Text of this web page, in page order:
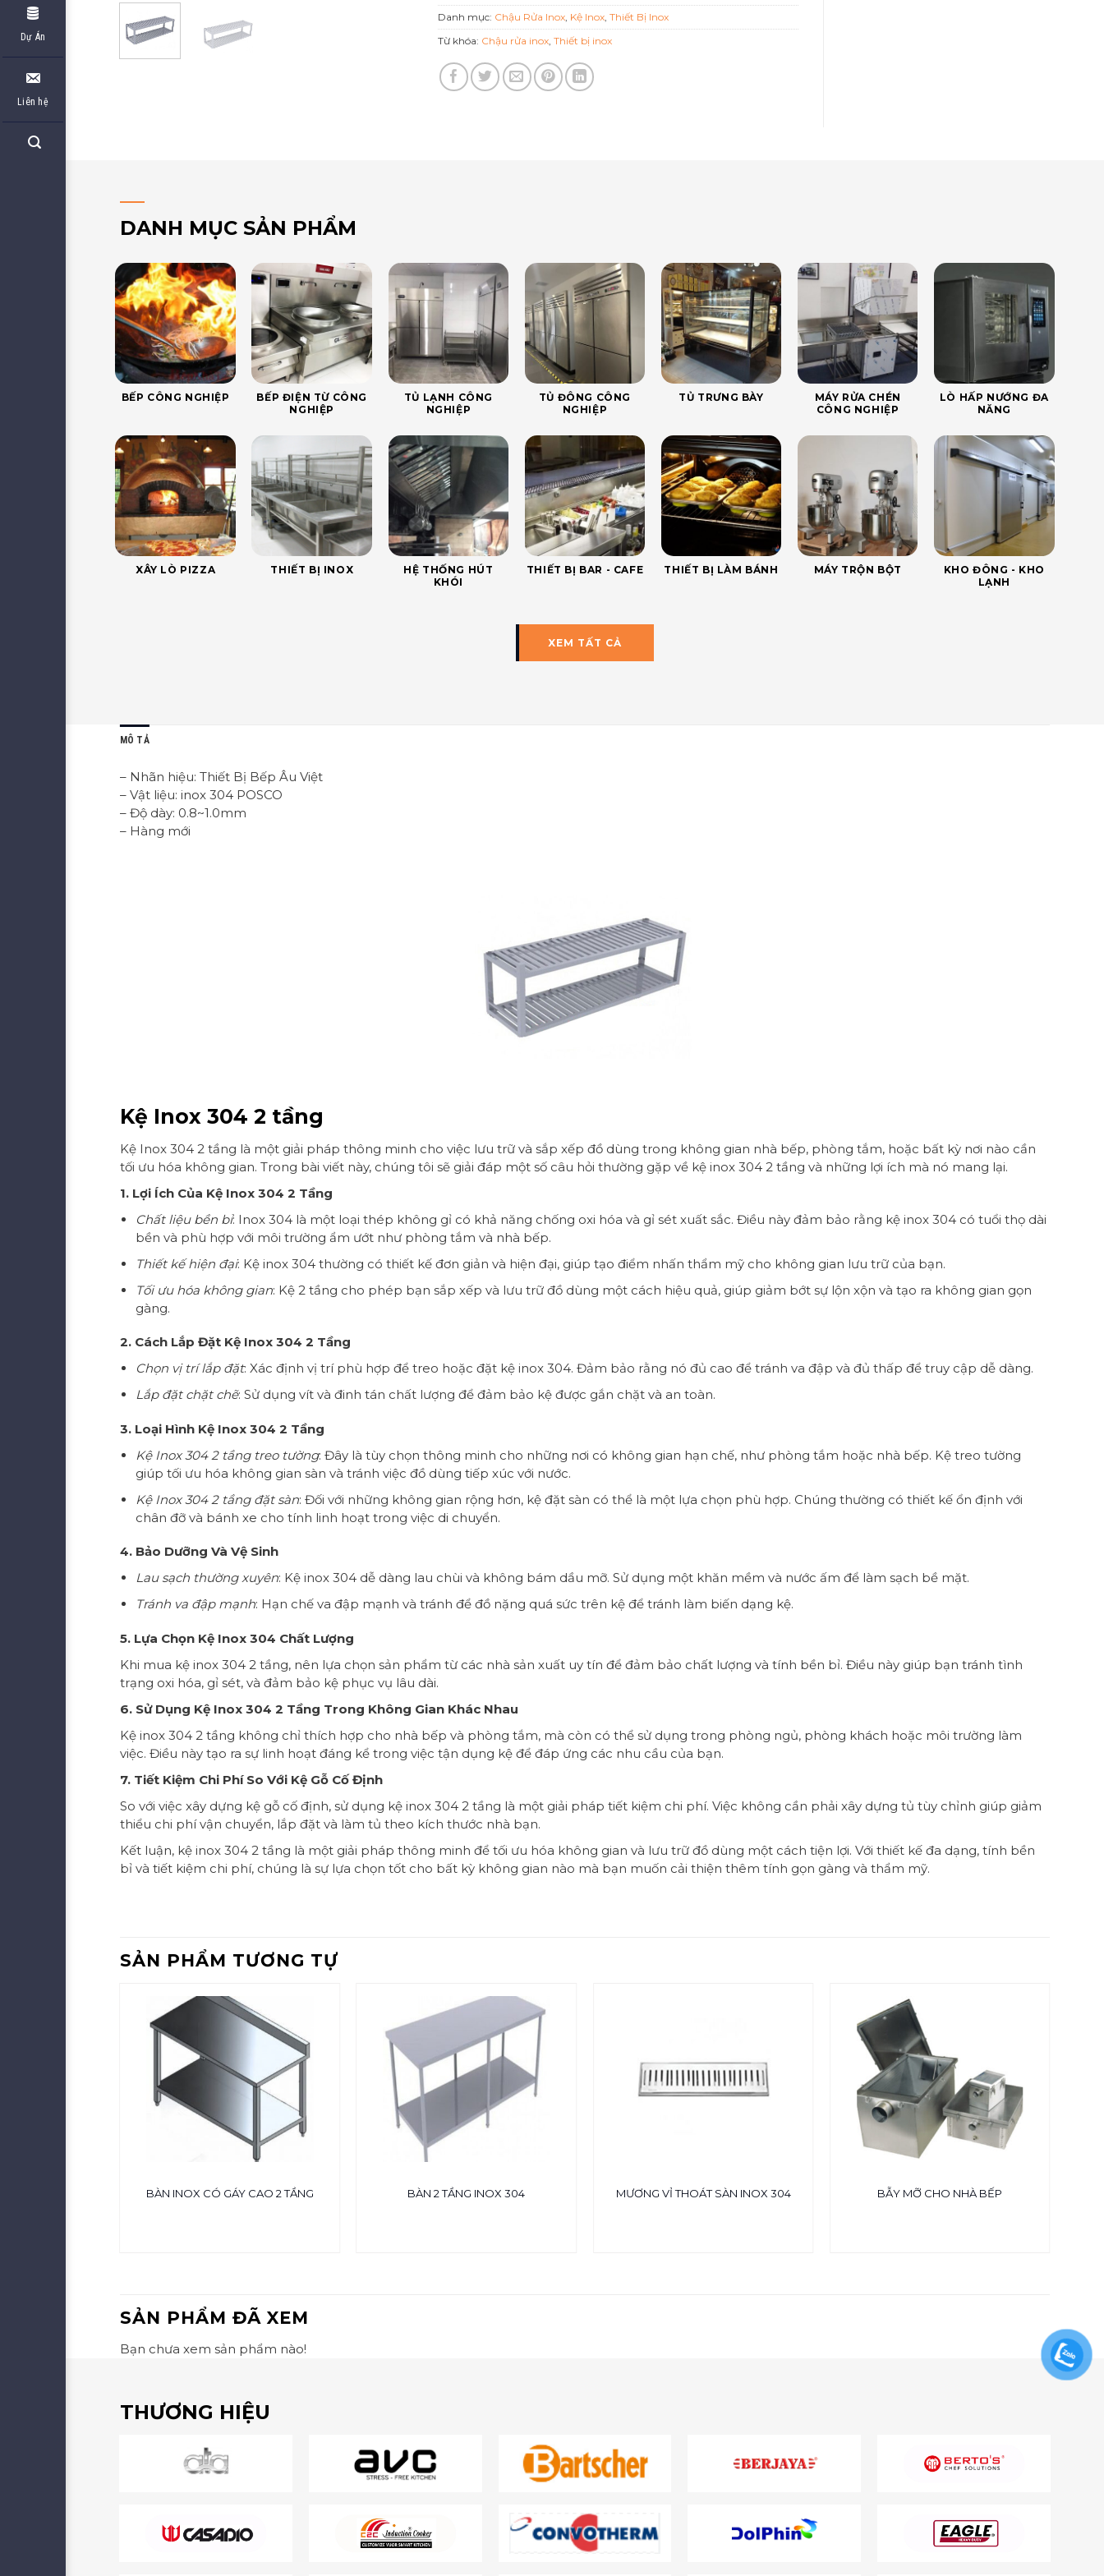
Dự Án
Liên hệ
Danh mục: Chậu Rửa Inox Kệ Inox ,Thiết Bị Inox
Từ khóa: Chậu rửa inox ,Thiết bị inox
DANH MỤC SẢN PHẨM
BẾP CÔNG NGHIỆP
BẾP ĐIỆN TỪ CÔNG
NGHIỆP
TỦ LẠNH CÔNG
NGHIỆP
TỦ ĐÔNG CÔNG
NGHIỆP
TỦ TRƯNG BÀY
MÁY RỬA CHÉN
CÔNG NGHIỆP
LÒ HẤP NƯỚNG ĐA
NĂNG
XÂY LÒ PIZZA THIẾT BỊ INOX
HỆ THỐNG HÚT
KHÓI
THIẾT BỊ BAR - CAFE THIẾT BỊ LÀM BÁNH MÁY TRỘN BỘT
KHO ĐÔNG - KHO
LẠNH
XEM TẤT CẢ
MÔ TẢ
– Nhãn hiệu: Thiết Bị Bếp Âu Việt
– Vật liệu: inox 304 POSCO
– Độ dày: 0.8~1.0mm
– Hàng mới
Kệ Inox 304 2 tầng
Kệ Inox 304 2 tầng là một giải pháp thông minh cho việc lưu trữ và sắp xếp đồ dùng trong không gian nhà bếp, phòng tắm, hoặc bất kỳ nơi nào cần
tối ưu hóa không gian. Trong bài viết này, chúng tôi sẽ giải đáp một số câu hỏi thường gặp về kệ inox 304 2 tầng và những lợi ích mà nó mang lại.
1. Lợi Ích Của Kệ Inox 304 2 Tầng
Chất liệu bền bỉ: Inox 304 là một loại thép không gỉ có khả năng chống oxi hóa và gỉ sét xuất sắc. Điều này đảm bảo rằng kệ inox 304 có tuổi thọ dài
bền và phù hợp với môi trường ẩm ướt như phòng tắm và nhà bếp.
Thiết kế hiện đại: Kệ inox 304 thường có thiết kế đơn giản và hiện đại, giúp tạo điểm nhấn thẩm mỹ cho không gian lưu trữ của bạn.
Tối ưu hóa không gian: Kệ 2 tầng cho phép bạn sắp xếp và lưu trữ đồ dùng một cách hiệu quả, giúp giảm bớt sự lộn xộn và tạo ra không gian gọn
gàng.
2. Cách Lắp Đặt Kệ Inox 304 2 Tầng
Chọn vị trí lắp đặt: Xác định vị trí phù hợp để treo hoặc đặt kệ inox 304. Đảm bảo rằng nó đủ cao để tránh va đập và đủ thấp để truy cập dễ dàng.
Lắp đặt chặt chẽ: Sử dụng vít và đinh tán chất lượng để đảm bảo kệ được gắn chặt và an toàn.
3. Loại Hình Kệ Inox 304 2 Tầng
Kệ Inox 304 2 tầng treo tường: Đây là tùy chọn thông minh cho những nơi có không gian hạn chế, như phòng tắm hoặc nhà bếp. Kệ treo tường
giúp tối ưu hóa không gian sàn và tránh việc đồ dùng tiếp xúc với nước.
Kệ Inox 304 2 tầng đặt sàn: Đối với những không gian rộng hơn, kệ đặt sàn có thể là một lựa chọn phù hợp. Chúng thường có thiết kế ổn định với
chân đỡ và bánh xe cho tính linh hoạt trong việc di chuyển.
4. Bảo Dưỡng Và Vệ Sinh
Lau sạch thường xuyên: Kệ inox 304 dễ dàng lau chùi và không bám dầu mỡ. Sử dụng một khăn mềm và nước ấm để làm sạch bề mặt.
Tránh va đập mạnh: Hạn chế va đập mạnh và tránh để đồ nặng quá sức trên kệ để tránh làm biến dạng kệ.
5. Lựa Chọn Kệ Inox 304 Chất Lượng
Khi mua kệ inox 304 2 tầng, nên lựa chọn sản phẩm từ các nhà sản xuất uy tín để đảm bảo chất lượng và tính bền bỉ. Điều này giúp bạn tránh tình
trạng oxi hóa, gỉ sét, và đảm bảo kệ phục vụ lâu dài.
6. Sử Dụng Kệ Inox 304 2 Tầng Trong Không Gian Khác Nhau
Kệ inox 304 2 tầng không chỉ thích hợp cho nhà bếp và phòng tắm, mà còn có thể sử dụng trong phòng ngủ, phòng khách hoặc môi trường làm
việc. Điều này tạo ra sự linh hoạt đáng kể trong việc tận dụng kệ để đáp ứng các nhu cầu của bạn.
7. Tiết Kiệm Chi Phí So Với Kệ Gỗ Cố Định
So với việc xây dựng kệ gỗ cố định, sử dụng kệ inox 304 2 tầng là một giải pháp tiết kiệm chi phí. Việc không cần phải xây dựng tủ tùy chỉnh giúp giảm
thiểu chi phí vận chuyển, lắp đặt và làm tủ theo kích thước nhà bạn.
Kết luận, kệ inox 304 2 tầng là một giải pháp thông minh để tối ưu hóa không gian và lưu trữ đồ dùng một cách tiện lợi. Với thiết kế đa dạng, tính bền
bỉ và tiết kiệm chi phí, chúng là sự lựa chọn tốt cho bất kỳ không gian nào mà bạn muốn cải thiện thêm tính gọn gàng và thẩm mỹ.
SẢN PHẨM TƯƠNG TỰ
BÀN INOX CÓ GÁY CAO 2 TẦNG BÀN 2 TẦNG INOX 304 MƯƠNG VỈ THOÁT SÀN INOX 304 BẪY MỠ CHO NHÀ BẾP
SẢN PHẨM ĐÃ XEM
Bạn chưa xem sản phẩm nào!
THƯƠNG HIỆU